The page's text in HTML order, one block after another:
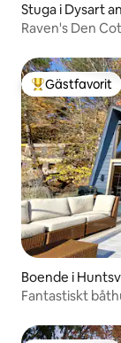
Stuga i Dysart
Raven's Den
Populär
Gästfavorit
Boende i
Fantastiskt